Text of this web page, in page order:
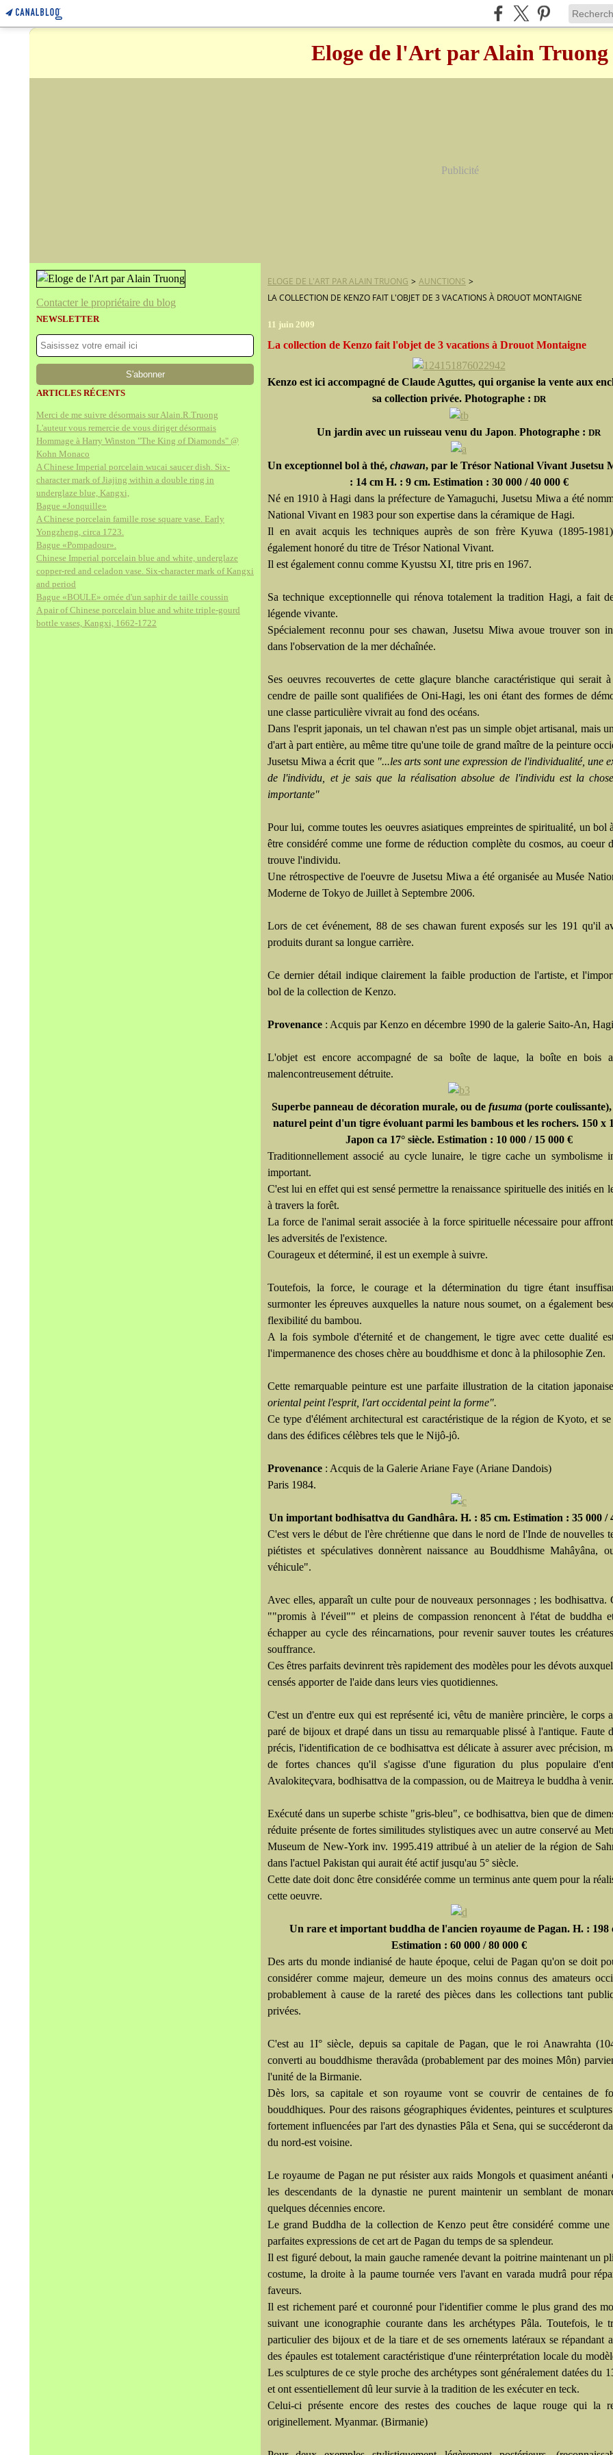
Eloge de l'Art par Alain Truong
Publicité
Contacter le propriétaire du blog
NEWSLETTER
ARTICLES RÉCENTS
Merci de me suivre désormais sur Alain.R.Truong
L'auteur vous remercie de vous diriger désormais
Hommage à Harry Winston "The King of Diamonds" @
Kohn Monaco
A Chinese Imperial porcelain wucai saucer dish. Six-
character mark of Jiajing within a double ring in
underglaze blue, Kangxi,
Bague «Jonquille»
A Chinese porcelain famille rose square vase. Early
Yongzheng, circa 1723.
Bague «Pompadour».
Chinese Imperial porcelain blue and white, underglaze
copper-red and celadon vase. Six-character mark of Kangxi
and period
Bague «BOULE» ornée d'un saphir de taille coussin
A pair of Chinese porcelain blue and white triple-gourd
bottle vases, Kangxi, 1662-1722
ELOGE DE L'ART PAR ALAIN TRUONG > AUNCTIONS >
LA COLLECTION DE KENZO FAIT L'OBJET DE 3 VACATIONS À DROUOT MONTAIGNE
11 juin 2009
La collection de Kenzo fait l'objet de 3 vacations à Drouot Montaigne
Kenzo est ici accompagné de Claude Aguttes, qui organise la vente aux
sa collection privée. Photographe : DR
Un jardin avec un ruisseau venu du Japon. Photographe : DR
Un exceptionnel bol à thé, chawan, par le Trésor National Vivant Jusetsu
: 14 cm H. : 9 cm. Estimation : 30 000 / 40 000 €
Né en 1910 à Hagi dans la préfecture de Yamaguchi, Jusetsu Miwa a été
National Vivant en 1983 pour son expertise dans la céramique de Hagi.
Il en avait acquis les techniques auprès de son frère Kyuwa (1895-
également honoré du titre de Trésor National Vivant.
Il est également connu comme Kyustsu XI, titre pris en 1967.
Sa technique exceptionnelle qui rénova totalement la tradition Hagi, a fait
légende vivante.
Spécialement reconnu pour ses chawan, Jusetsu Miwa avoue trouver son
dans l'observation de la mer déchaînée.
Ses oeuvres recouvertes de cette glaçure blanche caractéristique qui serait
cendre de paille sont qualifiées de Oni-Hagi, les oni étant des formes de
une classe particulière vivrait au fond des océans.
Dans l'esprit japonais, un tel chawan n'est pas un simple objet artisanal, mais
d'art à part entière, au même titre qu'une toile de grand maître de la peinture
Jusetsu Miwa a écrit que"...les arts sont une expression de l'individualité, une
de l'individu, et je sais que la réalisation absolue de l'individu est la
importante"
Pour lui, comme toutes les oeuvres asiatiques empreintes de spiritualité, un bol
être considéré comme une forme de réduction complète du cosmos, au coeur
trouve l'individu.
Une rétrospective de l'oeuvre de Jusetsu Miwa a été organisée au Musée
Moderne de Tokyo de Juillet à Septembre 2006.
Lors de cet événement, 88 de ses chawan furent exposés sur les 191 qu'il
produits durant sa longue carrière.
Ce dernier détail indique clairement la faible production de l'artiste, et
bol de la collection de Kenzo.
Provenance : Acquis par Kenzo en décembre 1990 de la galerie Saito-An,
L'objet est encore accompagné de sa boîte de laque, la boîte en bois
malencontreusement détruite.
Superbe panneau de décoration murale, ou de fusuma(porte coulissante),
naturel peint d'un tigre évoluant parmi les bambous et les rochers. 150 x
Japon ca 17° siècle. Estimation : 10 000 / 15 000 €
Traditionnellement associé au cycle lunaire, le tigre cache un symbolisme
important.
C'est lui en effet qui est sensé permettre la renaissance spirituelle des initiés en
à travers la forêt.
La force de l'animal serait associée à la force spirituelle nécessaire pour
les adversités de l'existence.
Courageux et déterminé, il est un exemple à suivre.
Toutefois, la force, le courage et la détermination du tigre étant
surmonter les épreuves auxquelles la nature nous soumet, on a également
flexibilité du bambou.
A la fois symbole d'éternité et de changement, le tigre avec cette dualité
l'impermanence des choses chère au bouddhisme et donc à la philosophie Zen.
Cette remarquable peinture est une parfaite illustration de la citation
oriental peint l'esprit, l'art occidental peint la forme".
Ce type d'élément architectural est caractéristique de la région de Kyoto, et
dans des édifices célèbres tels que le Nijô-jô.
Provenance : Acquis de la Galerie Ariane Faye (Ariane Dandois)
Paris 1984.
Un important bodhisattva du Gandhâra. H. : 85 cm. Estimation : 35 000 /
C'est vers le début de l'ère chrétienne que dans le nord de l'Inde de nouvelles
piétistes et spéculatives donnèrent naissance au Bouddhisme Mahâyâna,
véhicule".
Avec elles, apparaît un culte pour de nouveaux personnages ; les bodhisattva.
""promis à l'éveil"" et pleins de compassion renoncent à l'état de buddha
échapper au cycle des réincarnations, pour revenir sauver toutes les
souffrance.
Ces êtres parfaits devinrent très rapidement des modèles pour les dévots
censés apporter de l'aide dans leurs vies quotidiennes.
C'est un d'entre eux qui est représenté ici, vêtu de manière princière, le corps
paré de bijoux et drapé dans un tissu au remarquable plissé à l'antique. Faute
précis, l'identification de ce bodhisattva est délicate à assurer avec précision,
de fortes chances qu'il s'agisse d'une figuration du plus populaire
Avalokiteçvara, bodhisattva de la compassion, ou de Maitreya le buddha à venir.
Exécuté dans un superbe schiste "gris-bleu", ce bodhisattva, bien que de
réduite présente de fortes similitudes stylistiques avec un autre conservé au
Museum de New-York inv. 1995.419 attribué à un atelier de la région de
dans l'actuel Pakistan qui aurait été actif jusqu'au 5° siècle.
Cette date doit donc être considérée comme un terminus ante quem pour la
cette oeuvre.
Un rare et important buddha de l'ancien royaume de Pagan. H. : 198
Estimation : 60 000 / 80 000 €
Des arts du monde indianisé de haute époque, celui de Pagan qu'on se doit
considérer comme majeur, demeure un des moins connus des amateurs
probablement à cause de la rareté des pièces dans les collections tant
privées.
C'est au 1I° siècle, depuis sa capitale de Pagan, que le roi Anawrahta
converti au bouddhisme theravâda (probablement par des moines Môn)
l'unité de la Birmanie.
Dès lors, sa capitale et son royaume vont se couvrir de centaines de
bouddhiques. Pour des raisons géographiques évidentes, peintures et
fortement influencées par l'art des dynasties Pâla et Sena, qui se succéderont
du nord-est voisine.
Le royaume de Pagan ne put résister aux raids Mongols et quasiment anéanti
les descendants de la dynastie ne purent maintenir un semblant de
quelques décennies encore.
Le grand Buddha de la collection de Kenzo peut être considéré comme une
parfaites expressions de cet art de Pagan du temps de sa splendeur.
Il est figuré debout, la main gauche ramenée devant la poitrine maintenant un
costume, la droite à la paume tournée vers l'avant en varada mudrâ pour
faveurs.
Il est richement paré et couronné pour l'identifier comme le plus grand des
suivant une iconographie courante dans les archétypes Pâla. Toutefois, le
particulier des bijoux et de la tiare et de ses ornements latéraux se répandant
des épaules est totalement caractéristique d'une réinterprétation locale du
Les sculptures de ce style proche des archétypes sont généralement datées du
et ont essentiellement dû leur survie à la tradition de les exécuter en teck.
Celui-ci présente encore des restes des couches de laque rouge qui la
originellement. Myanmar. (Birmanie)